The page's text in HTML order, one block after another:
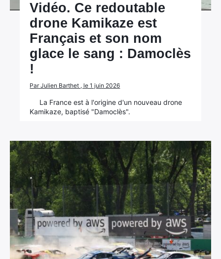
Vidéo. Ce redoutable
drone Kamikaze est
Français et son nom
glace le sang : Damoclès
!
Par Julien Barthet , le 1 juin 2026
La France est à l'origine d'un nouveau drone
Kamikaze, baptisé "Damoclès".